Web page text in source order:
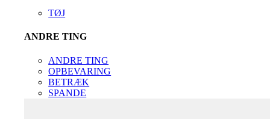
TØJ
ANDRE TING
ANDRE TING
OPBEVARING
BETRÆK
SPANDE